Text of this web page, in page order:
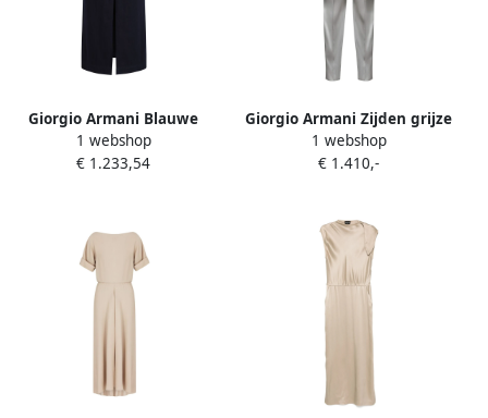
Giorgio Armani Blauwe
Katoenen Midi Rok met
Voorrits Blue Dames
1 webshop
€ 1.233,54
Giorgio Armani Zijden grijze
broek met hoge taille Gray
Dames
1 webshop
€ 1.410,-